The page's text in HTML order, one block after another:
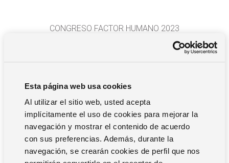
Esta página web usa cookies
Al utilizar el sitio web, usted acepta
implícitamente el uso de cookies para mejorar la
navegación y mostrar el contenido de acuerdo
con sus preferencias. Además, durante la
navegación, se crearán cookies de perfil que nos
CONGRESO FACTOR HUMANO 2023
Lugar: Estadio Civitas Metropolitano, Avenida de Luis
Aragonés n.4 – Madrid
¡VEN A VISITARNOS!